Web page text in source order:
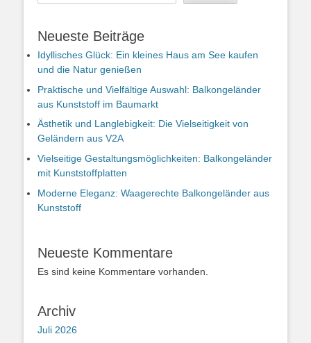
Neueste Beiträge
Idyllisches Glück: Ein kleines Haus am See kaufen
und die Natur genießen
Praktische und Vielfältige Auswahl: Balkongeländer
aus Kunststoff im Baumarkt
Ästhetik und Langlebigkeit: Die Vielseitigkeit von
Geländern aus V2A
Vielseitige Gestaltungsmöglichkeiten: Balkongeländer
mit Kunststoffplatten
Moderne Eleganz: Waagerechte Balkongeländer aus
Kunststoff
Neueste Kommentare
Es sind keine Kommentare vorhanden.
Archiv
Juli 2026